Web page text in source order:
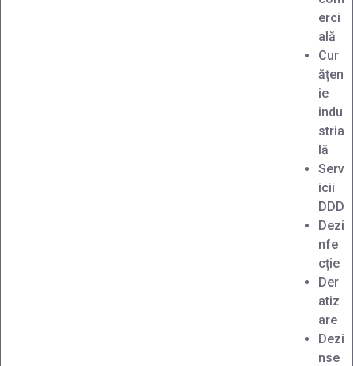
erci
ală
Cur
ățen
ie
indu
stria
lă
Serv
icii
DDD
Dezi
nfe
cție
Der
atiz
are
Dezi
nse